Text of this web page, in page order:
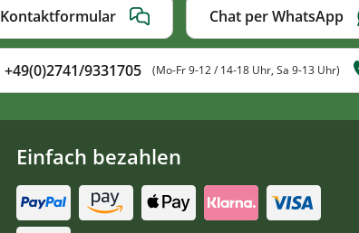
Kontaktformular Chat per WhatsApp
+49(0)2741/9331705 (Mo-Fr 9-12 / 14-18 Uhr, Sa 9-13 Uhr)
Einfach bezahlen